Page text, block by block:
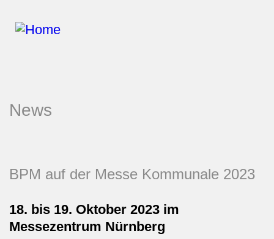
Organisation
Projekterfolg
Zertifikate
News
BPM auf der Messe Kommunale 2023
18. bis 19. Oktober 2023 im
Messezentrum Nürnberg